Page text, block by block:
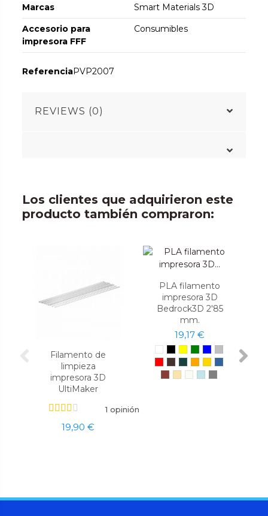
Marcas
Smart Materials 3D
Accesorio para
impresora FFF
Consumibles
ReferenciaPVP2007
REVIEWS (0)
Los clientes que adquirieron este
producto también compraron:
Filamento de
limpieza
impresora 3D
UltiMaker
1 opinión
19,90 €
PLA filamento
impresora 3D
Bedrock3D 2'85
mm.
19,17 €